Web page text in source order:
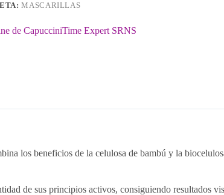
MASCARILLAS
de CapucciniTime Expert SRNS
los beneficios de la celulosa de bambú y la
de sus principios activos, consiguiendo resultados